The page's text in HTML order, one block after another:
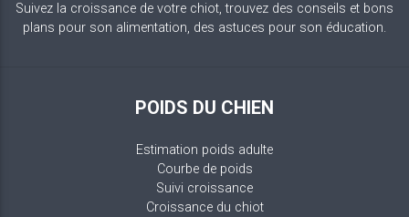
Suivez la croissance de votre chiot, trouvez des conseils et bons
plans pour son alimentation, des astuces pour son éducation.
POIDS DU CHIEN
Estimation poids adulte
Courbe de poids
Suivi croissance
Croissance du chiot